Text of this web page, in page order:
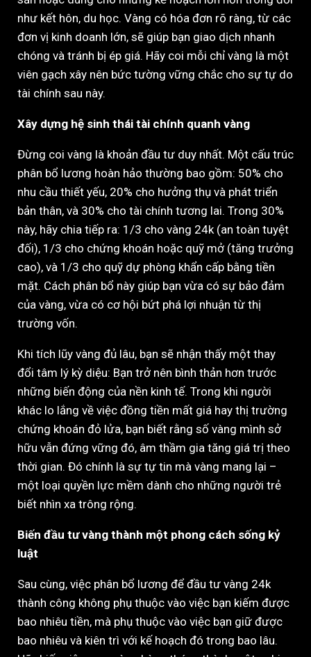
như kết hôn, du học. Vàng có hóa đơn rõ ràng, từ các
đơn vị kinh doanh lớn, sẽ giúp bạn giao dịch nhanh
chóng và tránh bị ép giá. Hãy coi mỗi chỉ vàng là một
viên gạch xây nên bức tường vững chắc cho sự tự do
tài chính sau này.
Xây dựng hệ sinh thái tài chính quanh vàng
Đừng coi vàng là khoản đầu tư duy nhất. Một cấu trúc
phân bổ lương hoàn hảo thường bao gồm: 50% cho
nhu cầu thiết yếu, 20% cho hưởng thụ và phát triển
bản thân, và 30% cho tài chính tương lai. Trong 30%
này, hãy chia tiếp ra: 1/3 cho vàng 24k (an toàn tuyệt
đối), 1/3 cho chứng khoán hoặc quỹ mở (tăng trưởng
cao), và 1/3 cho quỹ dự phòng khẩn cấp bằng tiền
mặt. Cách phân bổ này giúp bạn vừa có sự bảo đảm
của vàng, vừa có cơ hội bứt phá lợi nhuận từ thị
trường vốn.
Khi tích lũy vàng đủ lâu, bạn sẽ nhận thấy một thay
đổi tâm lý kỳ diệu: Bạn trở nên bình thản hơn trước
những biến động của nền kinh tế. Trong khi người
khác lo lắng về việc đồng tiền mất giá hay thị trường
chứng khoán đỏ lửa, bạn biết rằng số vàng mình sở
hữu vẫn đứng vững đó, âm thầm gia tăng giá trị theo
thời gian. Đó chính là sự tự tin mà vàng mang lại –
một loại quyền lực mềm dành cho những người trẻ
biết nhìn xa trông rộng.
Biến đầu tư vàng thành một phong cách sống kỷ
luật
Sau cùng, việc phân bổ lương để đầu tư vàng 24k
thành công không phụ thuộc vào việc bạn kiếm được
bao nhiêu tiền, mà phụ thuộc vào việc bạn giữ được
bao nhiêu và kiên trì với kế hoạch đó trong bao lâu.